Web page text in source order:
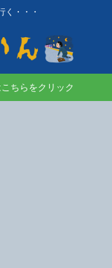
く・・・
ちらをクリック